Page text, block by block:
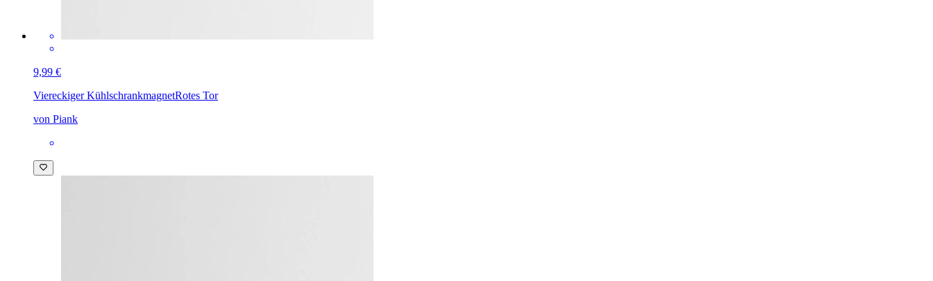
9,99 €
Viereckiger KühlschrankmagnetRotes Tor
von Piank